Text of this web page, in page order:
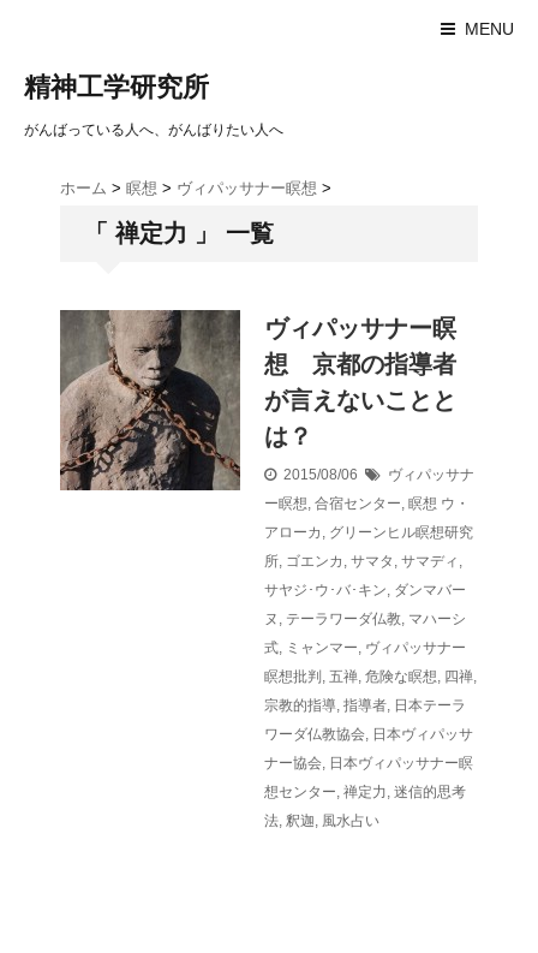
MENU
精神工学研究所
がんばっている人へ、がんばりたい人へ
ホーム > 瞑想 > ヴィパッサナー瞑想 >
「 禅定力 」 一覧
ヴィパッサナー瞑
想 京都の指導者
が言えないことと
は？
2015/08/06
ヴィパッサナ
ー瞑想, 合宿センター, 瞑想 ウ・
アローカ , グリーンヒル瞑想研究
所, ゴエンカ , サマタ , サマディ ,
サヤジ･ウ･バ･キン, ダンマバー
ヌ , テーラワーダ仏教, マハーシ
式, ミャンマー, ヴィパッサナー
瞑想批判 , 五禅, 危険な瞑想, 四禅,
宗教的指導, 指導者, 日本テーラ
ワーダ仏教協会, 日本ヴィパッサ
ナー協会, 日本ヴィパッサナー瞑
想センター, 禅定力, 迷信的思考
法, 釈迦, 風水占い